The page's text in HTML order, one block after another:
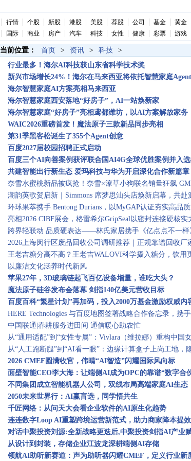
行情 个股 新股 港股 美股 荐股 公司 基金 黄金
国际 商业 房产 汽车 科技 女性 健康 彩票 游戏
当前位置： 首页 > 资讯 > 科技
>
行业最多！海尔AI科技获山东省科学技术奖
新兴市场增长24%！海尔在马来西亚将依托智慧家庭
海尔智慧家庭AI方案亮相马来西亚
海尔智慧家庭西安落地“好房子”，AI一站焕新家
海尔智慧家庭“好房子”亮相鸢都潍坊，以AI方案解放家务
WAIC2026重磅首发！魔法原子三款新品同步亮相
第31季黑客松诞生了355个Agent创意
百度2027届校园招聘正式启动
百度三个AI向善案例获评联合国AI4G全球优胜案例并入
共建智能出行新生态 爱玛科技与华为开启深化合作新篇章
奈雪水蜜桃新品被疯抢！奈雪×潦草小狗联名销量狂飙
潮韵英歌贺启新｜Simmons 席梦思汕头店焕新启幕，共赴
环球果萃携手 Bentong Durians，以MyGAP认证夯实高品
亮相2026 CIBF展会，格雷希尔GripSeal以密封连接硬核实
跨界轻联动 品质硬表达——林氏家居携手《亿点点不一样
2026上海闵行区废品回收公司调研推荐｜正规靠谱回收厂
王老吉糖分高不高？王老吉WALOVI科学摄入糖分，饮用
以廉洁文化涵养时代新风
苹果27年，3D玻璃链起飞百亿设备增量，谁吃大头？
魔法原子硅谷发布会落幕 剑指140亿美元营收目标
百度百科“繁星计划”再加码，投入2000万基金激励权威内
HERE Technologies 与百度地图签署战略合作备忘录，携
中国联通|春耕服务进田间 通信暖心助农忙
从“通用适配”到“女性专属”：Vivlara（维拉娜）重构中国
从“人工跑断腿”到“AI看一眼”：边缘计算盒子上岗工地，
2026 CMEF圆满收官，伟晴“AI智造”闪耀国际风向标
面壁智能CEO李大海：让端侧AI成为OPC的靠谱“数字合
不同集团成立智能机器人公司，双线布局高端家庭AI生态
2050未来世界行：AI赢盲选，同学悟共生
千匠网络：从问天大会看企业软件的AI原生化趋势
连连数字Loop AI重塑跨境运营新范式，助力商家降本提
对话中聚投资刘源:全新战略更迭后,中聚投资剑指AI产业
从设计到封装，存储企业江波龙深耕端侧AI存储
领航AI助听新赛道：声为助听器闪耀CMEF，定义行业新